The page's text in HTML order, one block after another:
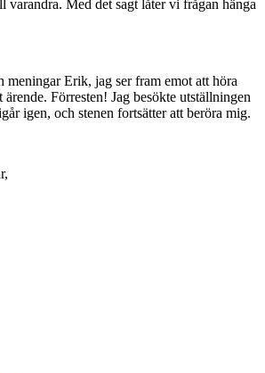
varandra. Med det sagt låter vi frågan hänga
meningar Erik, jag ser fram emot att höra
Förresten! Jag besökte utställningen
igen, och stenen fortsätter att beröra mig.